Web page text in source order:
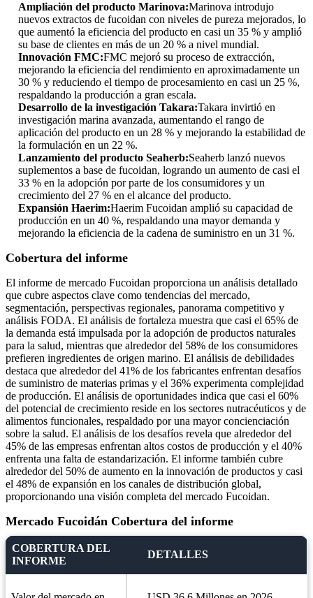
Ampliación del producto Marinova:Marinova introdujo
nuevos extractos de fucoidan con niveles de pureza mejorados, lo
que aumentó la eficiencia del producto en casi un 35 % y amplió
su base de clientes en más de un 20 % a nivel mundial.
Innovación FMC:FMC mejoró su proceso de extracción,
mejorando la eficiencia del rendimiento en aproximadamente un
30 % y reduciendo el tiempo de procesamiento en casi un 25 %,
respaldando la producción a gran escala.
Desarrollo de la investigación Takara:Takara invirtió en
investigación marina avanzada, aumentando el rango de
aplicación del producto en un 28 % y mejorando la estabilidad de
la formulación en un 22 %.
Lanzamiento del producto Seaherb:Seaherb lanzó nuevos
suplementos a base de fucoidan, logrando un aumento de casi el
33 % en la adopción por parte de los consumidores y un
crecimiento del 27 % en el alcance del producto.
Expansión Haerim:Haerim Fucoidan amplió su capacidad de
producción en un 40 %, respaldando una mayor demanda y
mejorando la eficiencia de la cadena de suministro en un 31 %.
Cobertura del informe
El informe de mercado Fucoidan proporciona un análisis detallado
que cubre aspectos clave como tendencias del mercado,
segmentación, perspectivas regionales, panorama competitivo y
análisis FODA. El análisis de fortaleza muestra que casi el 65% de
la demanda está impulsada por la adopción de productos naturales
para la salud, mientras que alrededor del 58% de los consumidores
prefieren ingredientes de origen marino. El análisis de debilidades
destaca que alrededor del 41% de los fabricantes enfrentan desafíos
de suministro de materias primas y el 36% experimenta complejidad
de producción. El análisis de oportunidades indica que casi el 60%
del potencial de crecimiento reside en los sectores nutracéuticos y de
alimentos funcionales, respaldado por una mayor concienciación
sobre la salud. El análisis de los desafíos revela que alrededor del
45% de las empresas enfrentan altos costos de producción y el 40%
enfrenta una falta de estandarización. El informe también cubre
alrededor del 50% de aumento en la innovación de productos y casi
el 48% de expansión en los canales de distribución global,
proporcionando una visión completa del mercado Fucoidan.
Mercado Fucoidán Cobertura del informe
COBERTURA DEL
INFORME
DETALLES